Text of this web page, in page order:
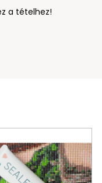
a tételhez!